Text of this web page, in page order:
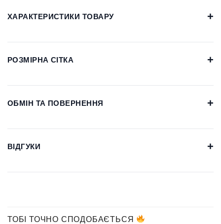
ХАРАКТЕРИСТИКИ ТОВАРУ +
РОЗМІРНА СІТКА +
ОБМІН ТА ПОВЕРНЕННЯ +
ВІДГУКИ +
ТОБІ ТОЧНО СПОДОБАЄТЬСЯ